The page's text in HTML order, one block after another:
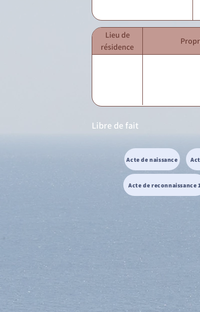
Lieu de
résidence
Libre de fait
Acte de naissance
Acte de reconnaissance